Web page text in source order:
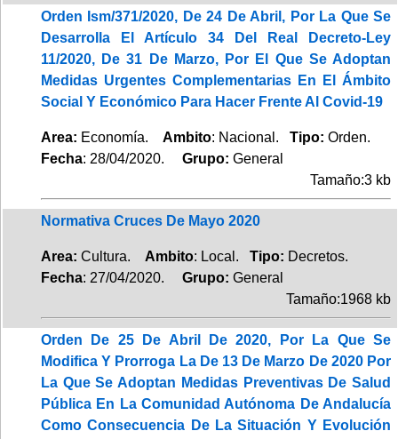
Orden Ism/371/2020, De 24 De Abril, Por La Que Se
Desarrolla El Artículo 34 Del Real Decreto-Ley
11/2020, De 31 De Marzo, Por El Que Se Adoptan
Medidas Urgentes Complementarias En El Ámbito
Social Y Económico Para Hacer Frente Al Covid-19
Area: Economía. Ambito: Nacional. Tipo: Orden.
Fecha: 28/04/2020. Grupo: General
Tamaño:3 kb
Normativa Cruces De Mayo 2020
Area: Cultura. Ambito: Local. Tipo: Decretos.
Fecha: 27/04/2020. Grupo: General
Tamaño:1968 kb
Orden De 25 De Abril De 2020, Por La Que Se
Modifica Y Prorroga La De 13 De Marzo De 2020 Por
La Que Se Adoptan Medidas Preventivas De Salud
Pública En La Comunidad Autónoma De Andalucía
Como Consecuencia De La Situación Y Evolución